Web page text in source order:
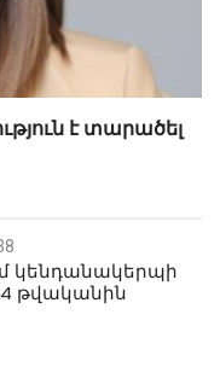
է տարածել
կենդանակերպի
թվականին